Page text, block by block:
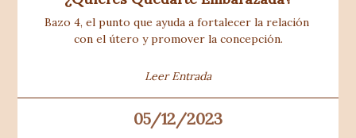
Bazo 4, el punto que ayuda a fortalecer la relación
con el útero y promover la concepción.
Leer Entrada
05/12/2023